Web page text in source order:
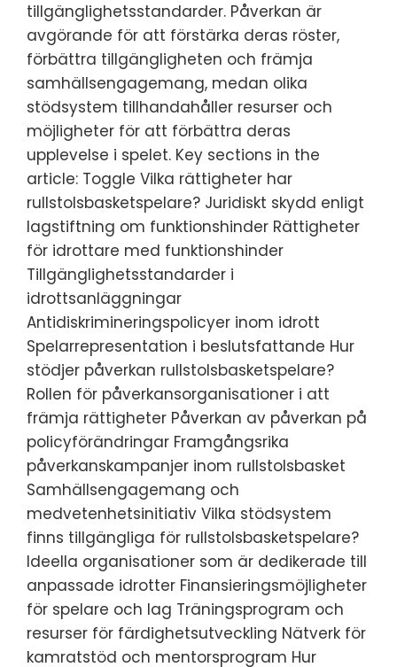
tillgänglighetsstandarder. Påverkan är
avgörande för att förstärka deras röster,
förbättra tillgängligheten och främja
samhällsengagemang, medan olika
stödsystem tillhandahåller resurser och
möjligheter för att förbättra deras
upplevelse i spelet. Key sections in the
article: Toggle Vilka rättigheter har
rullstolsbasketspelare? Juridiskt skydd enligt
lagstiftning om funktionshinder Rättigheter
för idrottare med funktionshinder
Tillgänglighetsstandarder i
idrottsanläggningar
Antidiskrimineringspolicyer inom idrott
Spelarrepresentation i beslutsfattande Hur
stödjer påverkan rullstolsbasketspelare?
Rollen för påverkansorganisationer i att
främja rättigheter Påverkan av påverkan på
policyförändringar Framgångsrika
påverkanskampanjer inom rullstolsbasket
Samhällsengagemang och
medvetenhetsinitiativ Vilka stödsystem
finns tillgängliga för rullstolsbasketspelare?
Ideella organisationer som är dedikerade till
anpassade idrotter Finansieringsmöjligheter
för spelare och lag Träningsprogram och
resurser för färdighetsutveckling Nätverk för
kamratstöd och mentorsprogram Hur